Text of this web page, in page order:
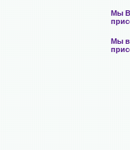
Мы
Мы в